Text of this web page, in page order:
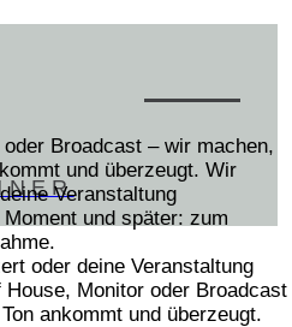
oder Broadcast – wir machen,
und überzeugt. Wir
Veranstaltung
und später: zum
oder deine Veranstaltung
House, Monitor oder Broadcast
ankommt und überzeugt.